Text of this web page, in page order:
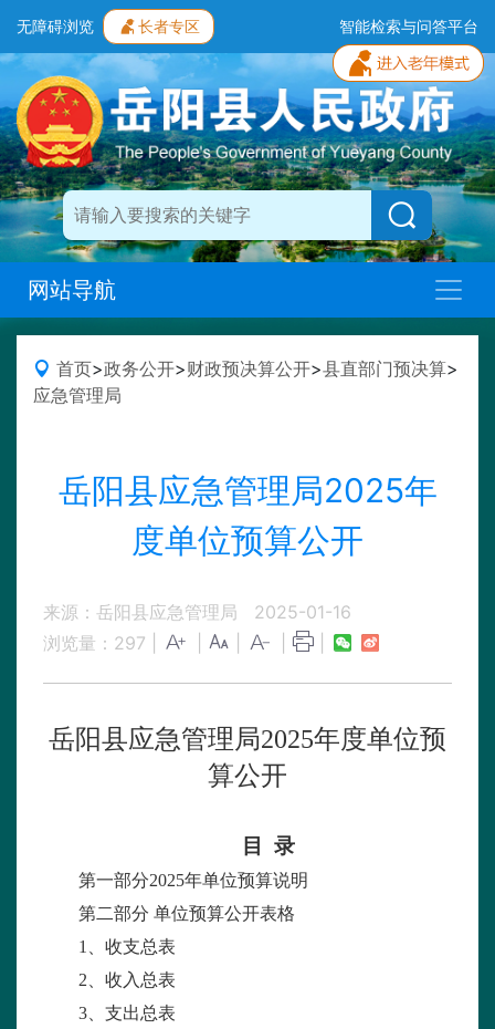
无障碍浏览 长者专区 智能检索与问答平台
网站导航
首页>政务公开>财政预决算公开>县直部门预决算>
应急管理局
岳阳县应急管理局2025年
度单位预算公开
来源：岳阳县应急管理局
2025-01-16
浏览量： 297
岳阳县应急管理局2025年度单位预
算公开
目 录
第一部分2025年单位预算说明
第二部分 单位预算公开表格
1
、收支总表
2 、收入总表
3 、支出总表